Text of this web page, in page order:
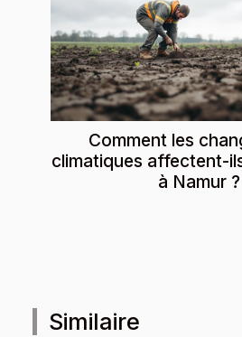
Comment les
climatiques affectent-
à Namur ?
Similaire